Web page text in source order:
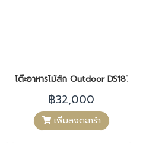
โต๊ะอาหารไม้สัก Outdoor DS187
฿32,000
เพิ่มลงตะกร้า